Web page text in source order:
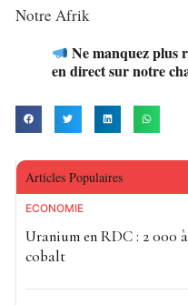
Notre Afrik
Ne manquez plus
en direct sur notre
Articles Populaires
ECONOMIE
Uranium en RDC : 2 000
cobalt